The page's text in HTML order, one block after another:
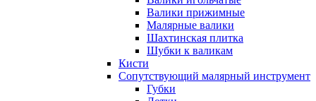
Валики прижимные
Малярные валики
Шахтинская плитка
Шубки к валикам
Кисти
Сопутствующий малярный инструмент
Губки